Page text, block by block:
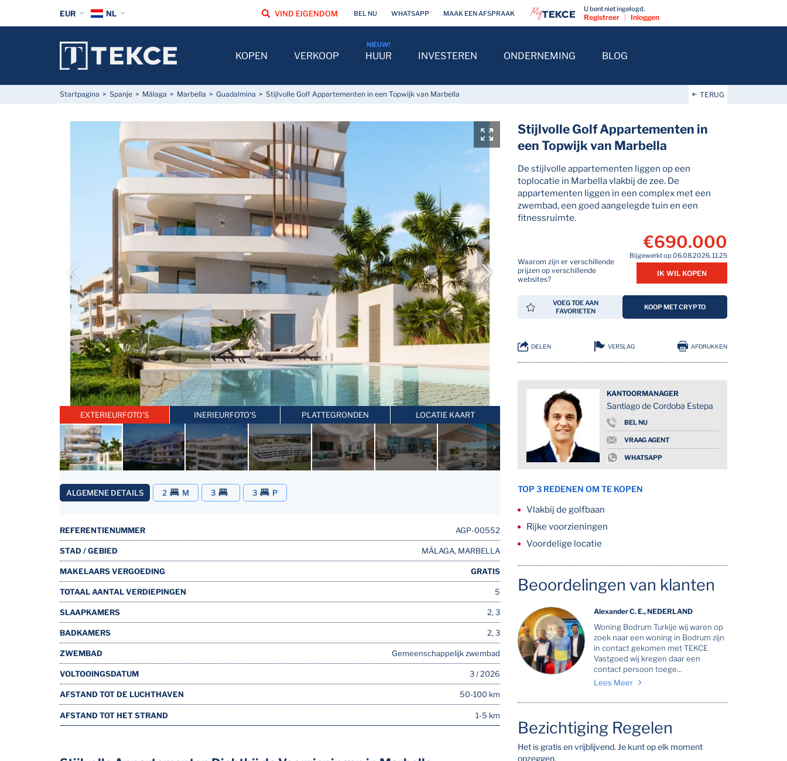
Startpagina Spanje Málaga Marbella Guadalmina Stijlvolle Golf Appartementen in een Topwijk van Marbella TERUG
EXTERIEURFOTO'S INERIEURFOTO'S PLATTEGRONDEN LOCATIE KAART
DELEN VERSLAG AFDRUKKEN
Stijlvolle Golf Appartementen in
een Topwijk van Marbella
De stijlvolle appartementen liggen op een
toplocatie in Marbella vlakbij de zee. De
appartementen liggen in een complex met een
zwembad, een goed aangelegde tuin en een
fitnessruimte.
Waarom zijn er verschillende
prijzen op verschillende
websites?
€690.000
Bijgewerkt op 06.08.2026, 11.25
IK WIL KOPEN
VOEG TOE AAN
FAVORIETEN
KOOP MET CRYPTO
ALGEMENE DETAILS 2 M 3 3 P
REFERENTIENUMMER AGP-00552
STAD / GEBIED MÁLAGA, MARBELLA
MAKELAARS VERGOEDING GRATIS
TOTAAL AANTAL VERDIEPINGEN 5
SLAAPKAMERS 2, 3
BADKAMERS 2, 3
ZWEMBAD Gemeenschappelijk zwembad
VOLTOOINGSDATUM 3 / 2026
AFSTAND TOT DE LUCHTHAVEN 50-100 km
AFSTAND TOT HET STRAND 1-5 km
TOP 3 REDENEN OM TE KOPEN
Vlakbij de golfbaan
Rijke voorzieningen
Voordelige locatie
Beoordelingen van klanten
Alexander C. E., NEDERLAND
Woning Bodrum Turkije wij waren op
zoek naar een woning in Bodrum zijn
in contact gekomen met TEKCE
Vastgoed wij kregen daar een
contact persoon toege...
Lees Meer
KANTOORMANAGER
Santiago de Cordoba Estepa
BEL NU
VRAAG AGENT
WHATSAPP
Bezichtiging Regelen
Het is gratis en vrijblijvend. Je kunt op elk moment
opzeggen.
EUR NL
KOPEN VERKOOP HUUR INVESTEREN ONDERNEMING BLOG
VIND EIGENDOM BEL NU WHATSAPP MAAK EEN AFSPRAAK
U bent niet ingelogd.
Registreer Inloggen